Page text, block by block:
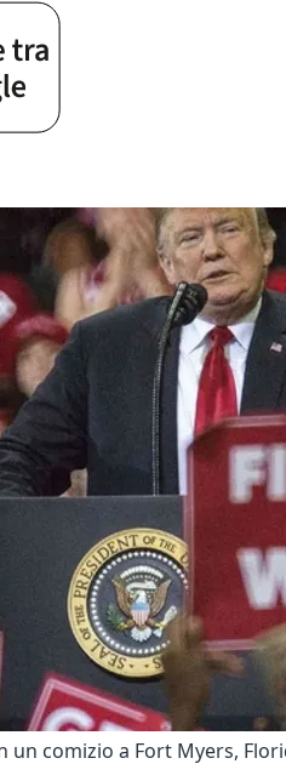
comizio a Fort Myers,